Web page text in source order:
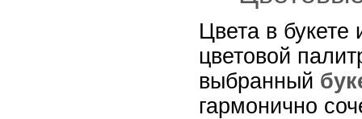
Цвета в
цветовой
выбранный
гармонично